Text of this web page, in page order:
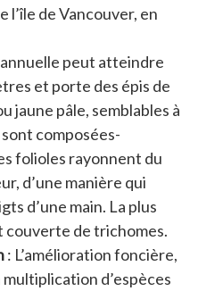
l’île de Vancouver, en
peut atteindre
et porte des épis de
jaune pâle, semblables à
composées-
folioles rayonnent du
d’une manière qui
d’une main. La plus
couverte de trichomes.
: L’amélioration foncière,
d’espèces